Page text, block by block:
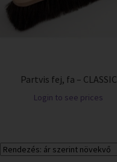
Partvis fej, fa – CLASSIC
Login to see prices